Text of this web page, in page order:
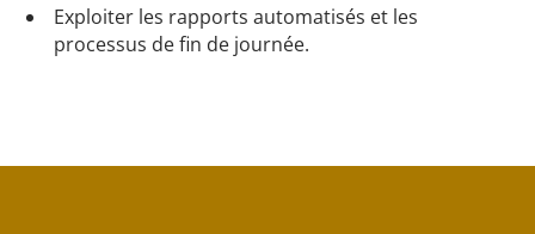
Exploiter les rapports automatisés et les
processus de fin de journée.